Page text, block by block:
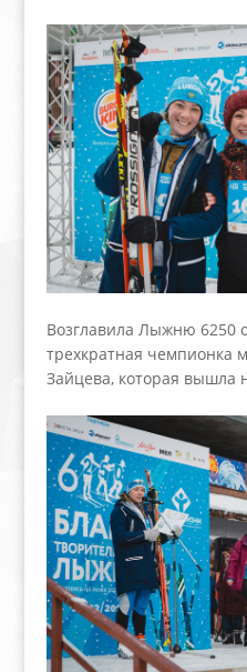
Возглавила Лыжню 6250
трехкратная чемпионка
Зайцева, которая вышла